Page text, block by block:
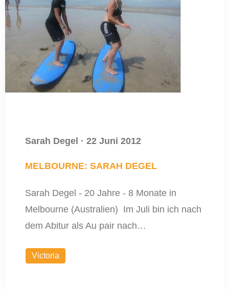
Sarah Degel · 22 Juni 2012
MELBOURNE: SARAH DEGEL
Sarah Degel - 20 Jahre - 8 Monate in
Melbourne (Australien) Im Juli bin ich nach
dem Abitur als Au pair nach…
Victoria